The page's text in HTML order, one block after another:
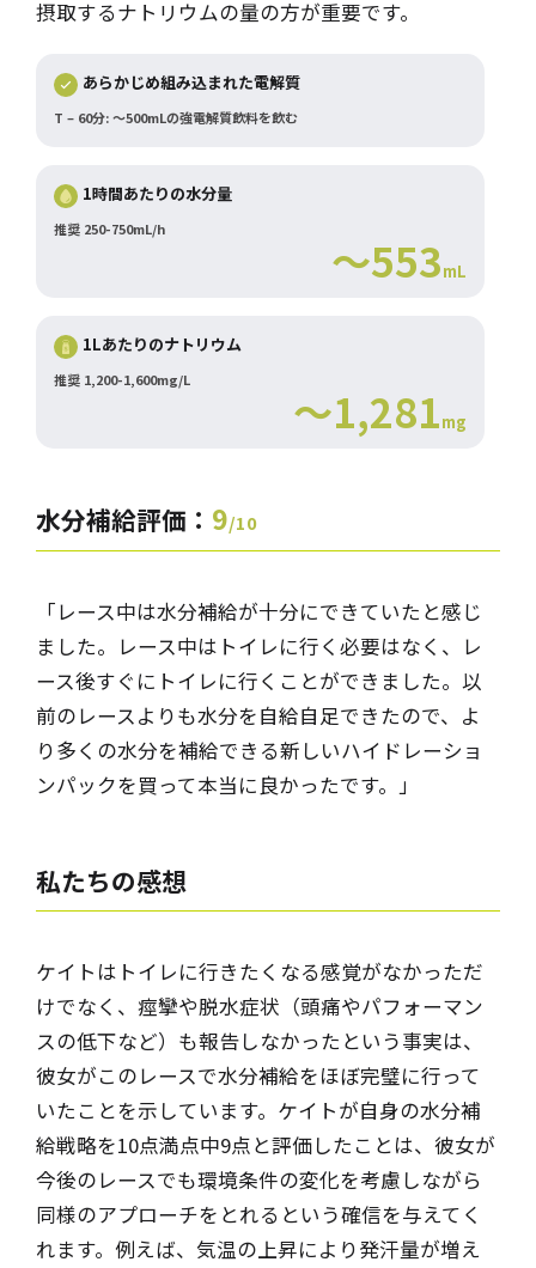
摂取するナトリウムの量の方が重要です。
あらかじめ組み込まれた電解質
T – 60分: ～500mLの強電解質飲料を飲む
1時間あたりの水分量
推奨 250-750mL/h
～553mL
1Lあたりのナトリウム
推奨 1,200-1,600mg/L
～1,281mg
水分補給評価： 9/10
「レース中は水分補給が十分にできていたと感じ
ました。レース中はトイレに行く必要はなく、レ
ース後すぐにトイレに行くことができました。以
前のレースよりも水分を自給自足できたので、よ
り多くの水分を補給できる新しいハイドレーショ
ンパックを買って本当に良かったです。」
私たちの感想
ケイトはトイレに行きたくなる感覚がなかっただ
けでなく、痙攣や脱水症状（頭痛やパフォーマン
スの低下など）も報告しなかったという事実は、
彼女がこのレースで水分補給をほぼ完璧に行って
いたことを示しています。ケイトが自身の水分補
給戦略を10点満点中9点と評価したことは、彼女が
今後のレースでも環境条件の変化を考慮しながら
同様のアプローチをとれるという確信を与えてく
れます。例えば、気温の上昇により発汗量が増え